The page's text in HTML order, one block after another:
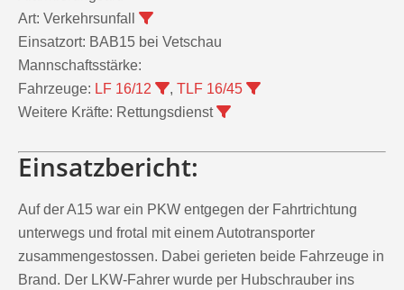
Art: Verkehrsunfall
Einsatzort: BAB15 bei Vetschau
Mannschaftsstärke:
Fahrzeuge: LF 16/12 , TLF 16/45
Weitere Kräfte: Rettungsdienst
Einsatzbericht:
Auf der A15 war ein PKW entgegen der Fahrtrichtung
unterwegs und frotal mit einem Autotransporter
zusammengestossen. Dabei gerieten beide Fahrzeuge in
Brand. Der LKW-Fahrer wurde per Hubschrauber ins